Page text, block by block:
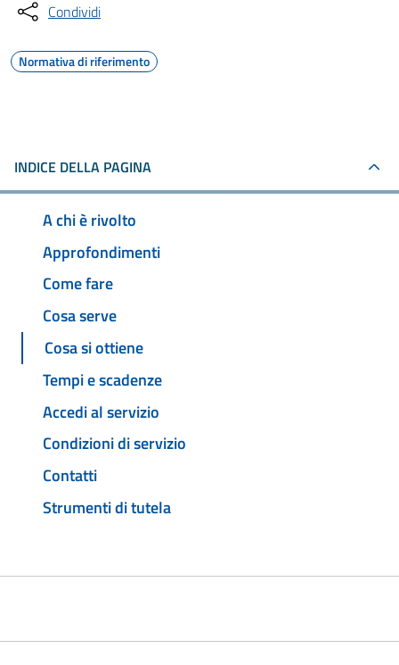
Condividi
Normativa di riferimento
INDICE DELLA PAGINA
A chi è rivolto
Approfondimenti
Come fare
Cosa serve
Cosa si ottiene
Tempi e scadenze
Accedi al servizio
Condizioni di servizio
Contatti
Strumenti di tutela